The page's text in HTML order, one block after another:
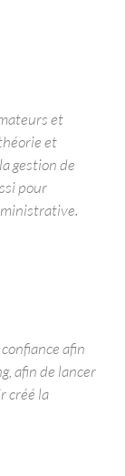
et
et
gestion de
pour
afin
afin de lancer
créé la